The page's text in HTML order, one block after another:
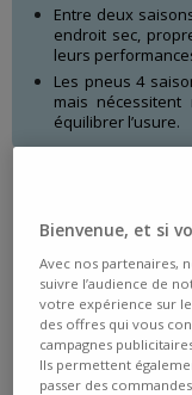
Entre deux
endroit sec,
leurs
Les pneus 4
mais
équilibrer l’usure.
Bienvenue, et si
Avec nos partenaires,
suivre l’audience de
votre expérience sur
des offres qui vous
campagnes
Ils permettent
passer des